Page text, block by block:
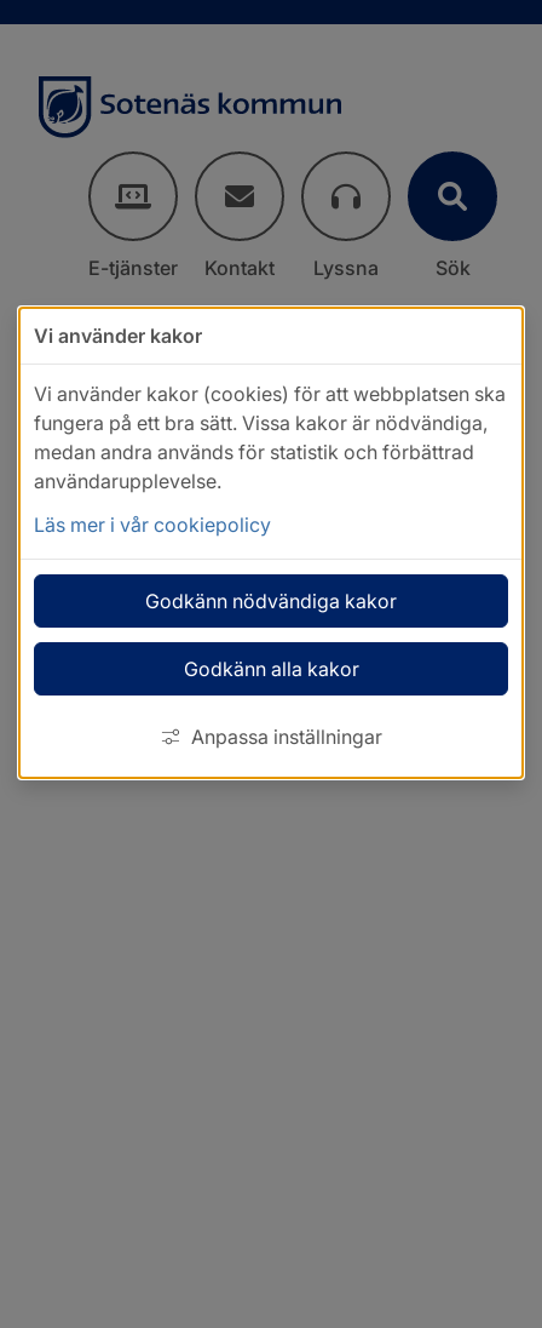
E-tjänster Kontakt Lyssna Sök
Vi använder kakor
Vi använder kakor (cookies) för att webbplatsen ska
fungera på ett bra sätt. Vissa kakor är nödvändiga,
medan andra används för statistik och förbättrad
användarupplevelse.
Läs mer i vår cookiepolicy
Godkänn nödvändiga kakor
Godkänn alla kakor
Anpassa inställningar